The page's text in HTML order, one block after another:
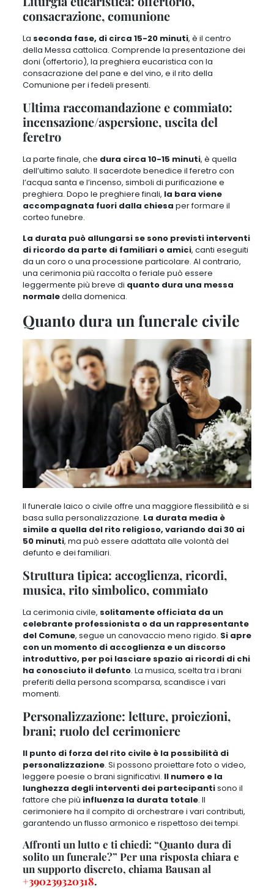
consacrazione, comunione
La seconda fase, di circa 15-20 minuti, è il centro
della Messa cattolica. Comprende la presentazione dei
doni (offertorio), la preghiera eucaristica con la
consacrazione del pane e del vino, e il rito della
Comunione per i fedeli presenti.
Ultima raccomandazione e commiato:
incensazione/aspersione, uscita del
feretro
La parte finale, che dura circa 10-15 minuti, è quella
dell’ultimo saluto. Il sacerdote benedice il feretro con
l’acqua santa e l’incenso, simboli di purificazione e
preghiera. Dopo le preghiere finali, la bara viene
accompagnata fuori dalla chiesa per formare il
corteo funebre.
La durata può allungarsi se sono previsti interventi
di ricordo da parte di familiari o amici, canti eseguiti
da un coro o una processione particolare. Al contrario,
una cerimonia più raccolta o feriale può essere
leggermente più breve di quanto dura una messa
normaledella domenica.
Quanto dura un funerale civile
Il funerale laico o civile offre una maggiore flessibilità e si
basa sulla personalizzazione. La durata media è
simile a quella del rito religioso, variando dai 30 ai
50 minuti, ma può essere adattata alle volontà del
defunto e dei familiari.
Struttura tipica: accoglienza, ricordi,
musica, rito simbolico, commiato
La cerimonia civile, solitamente officiata da un
celebrante professionista o da un rappresentante
del Comune, segue un canovaccio meno rigido. Si apre
con un momento di accoglienza e un discorso
introduttivo, per poi lasciare spazio ai ricordi di chi
ha conosciuto il defunto. La musica, scelta tra i brani
preferiti della persona scomparsa, scandisce i vari
momenti.
Personalizzazione: letture, proiezioni,
brani; ruolo del cerimoniere
Il punto di forza del rito civile è la possibilità di
personalizzazione. Si possono proiettare foto o video,
leggere poesie o brani significativi. Il numero e la
lunghezza degli interventi dei partecipantisono il
fattore che più influenza la durata totale. Il
cerimoniere ha il compito di orchestrare i vari contributi,
garantendo un flusso armonico e rispettoso dei tempi.
Affronti un lutto e ti chiedi: “Quanto dura di
solito un funerale?” Per una risposta chiara e
un supporto discreto, chiama Bausan al
+390239320318.